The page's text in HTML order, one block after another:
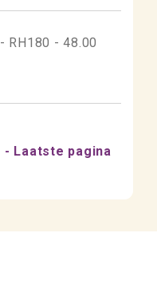
RH180 - 48.00
Laatste pagina